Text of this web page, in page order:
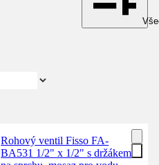
Rohový ventil Fisso FA-
BA531 1/2" x 1/2" s držákem